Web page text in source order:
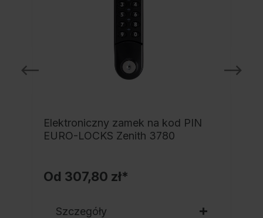
Elektroniczny zamek na kod PIN
EURO-LOCKS Zenith 3780
Od 307,80 zł*
Szczegóły